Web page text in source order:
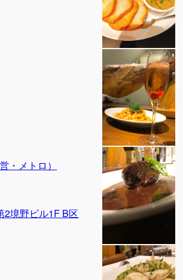
・メトロ）
2境野ビル1F B区